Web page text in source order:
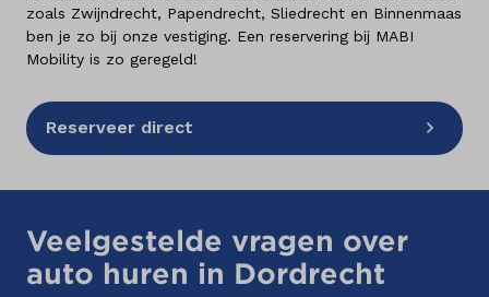
zoals Zwijndrecht, Papendrecht, Sliedrecht en Binnenmaas
ben je zo bij onze vestiging. Een reservering bij MABI
Mobility is zo geregeld!
Reserveer direct
Veelgestelde vragen over
auto huren in Dordrecht